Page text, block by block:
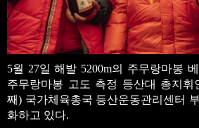
5월 27일 해발 5200m의 주무랑마봉
주무랑마봉 고도 측정 등산대 총지휘
째) 국가체육총국 등산운동관리센터
화하고 있다.